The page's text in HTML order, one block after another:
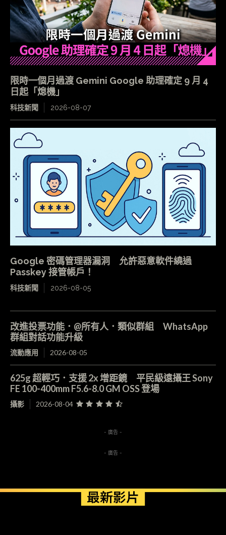
限時一個月過渡 Gemini Google 助理確定 9 月 4
日起「熄機」
科技新聞 2026-08-07
Google 密碼管理器漏洞 允許惡意軟件繞過
Passkey 接管帳戶！
科技新聞 2026-08-05
改進投票功能．@所有人．類似群組 WhatsApp
群組對話功能升級
流動應用 2026-08-05
625g 超輕巧．支援 2x 增距鏡 平民級遠攝王 Sony
FE 100-400mm F5.6-8.0 GM OSS 登場
攝影 2026-08-04
- 廣告 -
- 廣告 -
最新影片